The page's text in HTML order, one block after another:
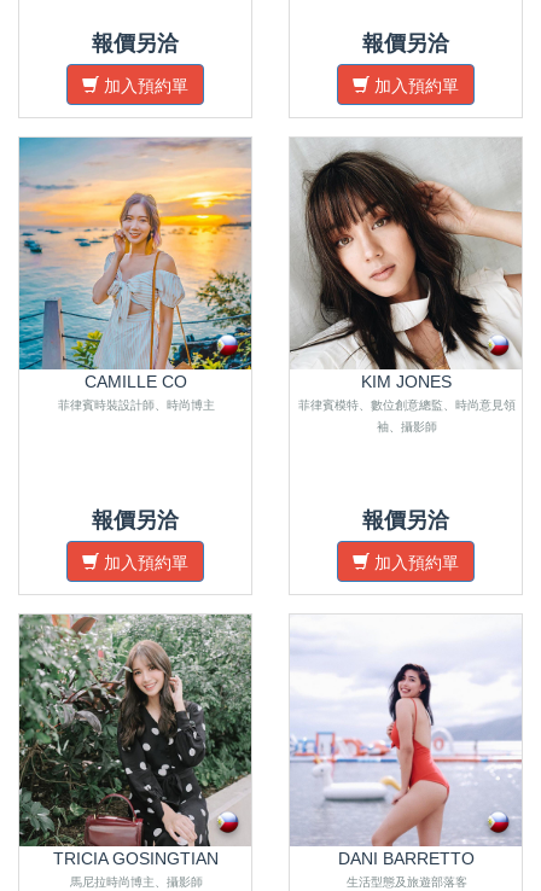
報價另洽
加入預約單
報價另洽
加入預約單
CAMILLE CO
菲律賓時裝設計師、時尚博主
報價另洽
加入預約單
KIM JONES
菲律賓模特、數位創意總監、時尚意見領
袖、攝影師
報價另洽
加入預約單
TRICIA GOSINGTIAN
馬尼拉時尚博主、攝影師
DANI BARRETTO
生活型態及旅遊部落客